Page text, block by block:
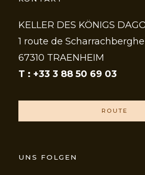
KELLER DES KÖNIGS
1 route de
67310 TRAENHEIM
T : +33 3 88 50 69 03
ROUTE
UNS FOLGEN